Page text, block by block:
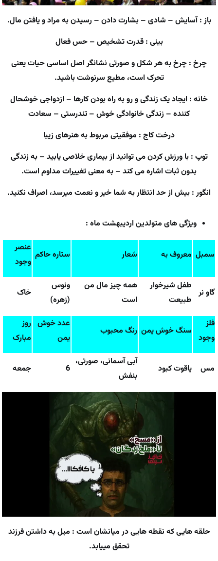
باز : آسایش – شادی – بشارت دادن – رسیدن به مراد و یافتن مال.
بینی : قدرت تشخیص – حس فعال
چرخ : چرخ به هر شکل و صورتی نشانگر اصل اساسی حیات یعنی
تحرک است، مطیع سرنوشت باشید.
خانه : ایجاد یک زندگی و رو به راه بودن کارها – ازدواجی خوشحال
کننده – زندگی خانوادگی خوش – تندرستی – سعادت
درخت کاج : موفقیتی مربوط به هنرهای زیبا
توپ : با ورزش کردن می توانید از بیماری خلاصی یابید – به زندگی
بدون ثبات اشاره می کند – به معنی تغییرات مداوم است.
انگور : بیش از حد انتظار به شما خیر و نعمت میرسد، اصراف نکنید.
ویژگی های متولدین اردیبهشت ماه :
سمبل معروف به شعار ستاره حاکم
عنصر
وجود
گاو نر
طفل شیرخوار
طبیعت
همه چیز مال من
است
ونوس
(زهره)
خاک
فلز
وجود
سنگ خوش یمن رنگ محبوب
عدد خوش
یمن
روز
مبارک
مس یاقوت کبود
آبی آسمانی، صورتی،
بنفش
6 جمعه
حلقه هایی که نقطه هایی در میانشان است : میل به داشتن فرزند
تحقق مییابد.